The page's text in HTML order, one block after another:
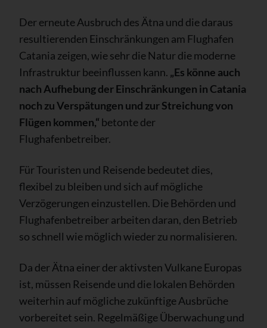
Der erneute Ausbruch des Ätna und die daraus
resultierenden Einschränkungen am Flughafen
Catania zeigen, wie sehr die Natur die moderne
Infrastruktur beeinflussen kann. „Es könne auch
nach Aufhebung der Einschränkungen in Catania
noch zu Verspätungen und zur Streichung von
Flügen kommen,“ betonte der
Flughafenbetreiber.
Für Touristen und Reisende bedeutet dies,
flexibel zu bleiben und sich auf mögliche
Verzögerungen einzustellen. Die Behörden und
Flughafenbetreiber arbeiten daran, den Betrieb
so schnell wie möglich wieder zu normalisieren.
Da der Ätna einer der aktivsten Vulkane Europas
ist, müssen Reisende und die lokalen Behörden
weiterhin auf mögliche zukünftige Ausbrüche
vorbereitet sein. Regelmäßige Überwachung und